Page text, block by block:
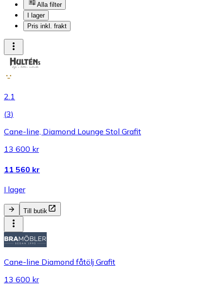
Alla filter
I lager
Pris inkl. frakt
2.1
(3)
Cane-line, Diamond Lounge Stol Grafit
13 600 kr
11 560 kr
I lager
Till butik
Cane-line Diamond fåtölj Grafit
13 600 kr